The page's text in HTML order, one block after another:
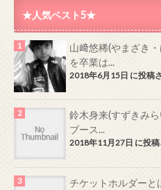
★人気ベスト5★
山﨑悠稀(やまざき
を卒業は...
2018年6月15日 に投稿
鈴木身来(すずきみ
ブース...
2018年11月27日 に投稿
チケットホルダーと